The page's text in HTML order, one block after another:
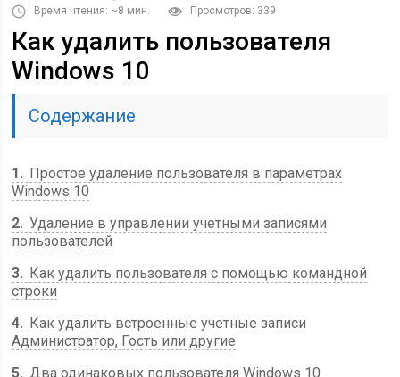
Время чтения: ~8 мин.
Просмотров: 339
Как удалить пользователя
Windows 10
Содержание
1
Простое удаление пользователя в параметрах
Windows 10
2 Удаление в управлении учетными записями
пользователей
3
Как удалить пользователя с помощью командной
строки
4
Как удалить встроенные учетные записи
Администратор, Гость или другие
5 Два одинаковых пользователя Windows 10